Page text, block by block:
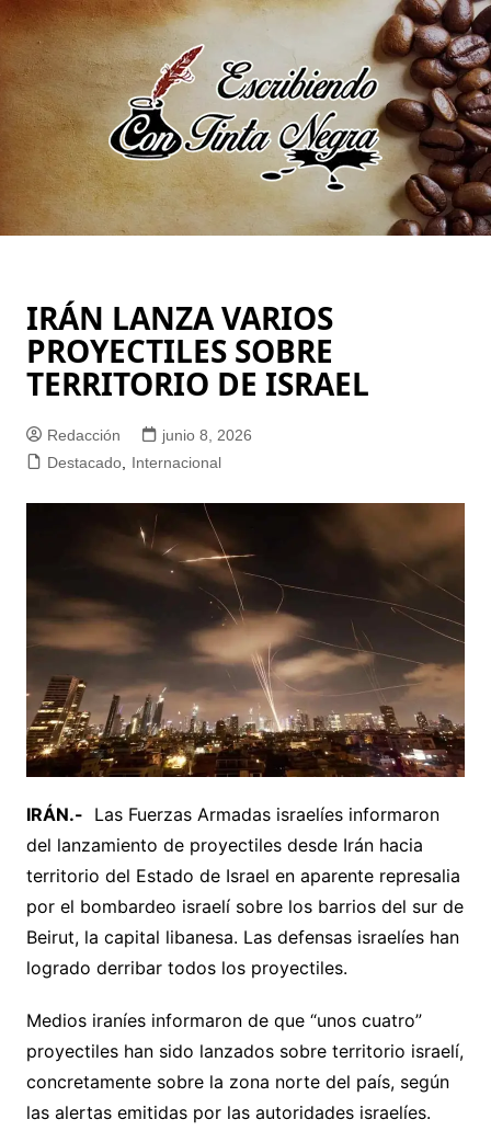
Saltar
al
contenido
IRÁN LANZA VARIOS
PROYECTILES SOBRE
TERRITORIO DE ISRAEL
Redacción
junio 8, 2026
Destacado, Internacional
IRÁN.- Las Fuerzas Armadas israelíes informaron
del lanzamiento de proyectiles desde Irán hacia
territorio del Estado de Israel en aparente represalia
por el bombardeo israelí sobre los barrios del sur de
Beirut, la capital libanesa. Las defensas israelíes han
logrado derribar todos los proyectiles.
Medios iraníes informaron de que “unos cuatro”
proyectiles han sido lanzados sobre territorio israelí,
concretamente sobre la zona norte del país, según
las alertas emitidas por las autoridades israelíes.